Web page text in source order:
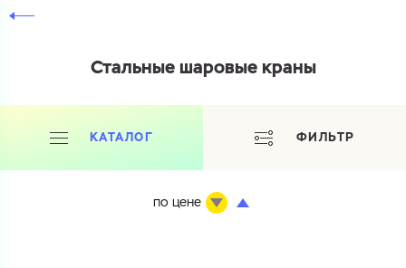
Ваш запрос
Стальные шаровые краны
КАТАЛОГ
по цене
ФИЛЬТР